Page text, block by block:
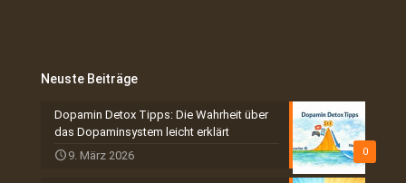
Neuste Beiträge
0
Dopamin Detox Tipps: Die Wahrheit über
das Dopaminsystem leicht erklärt
9. März 2026